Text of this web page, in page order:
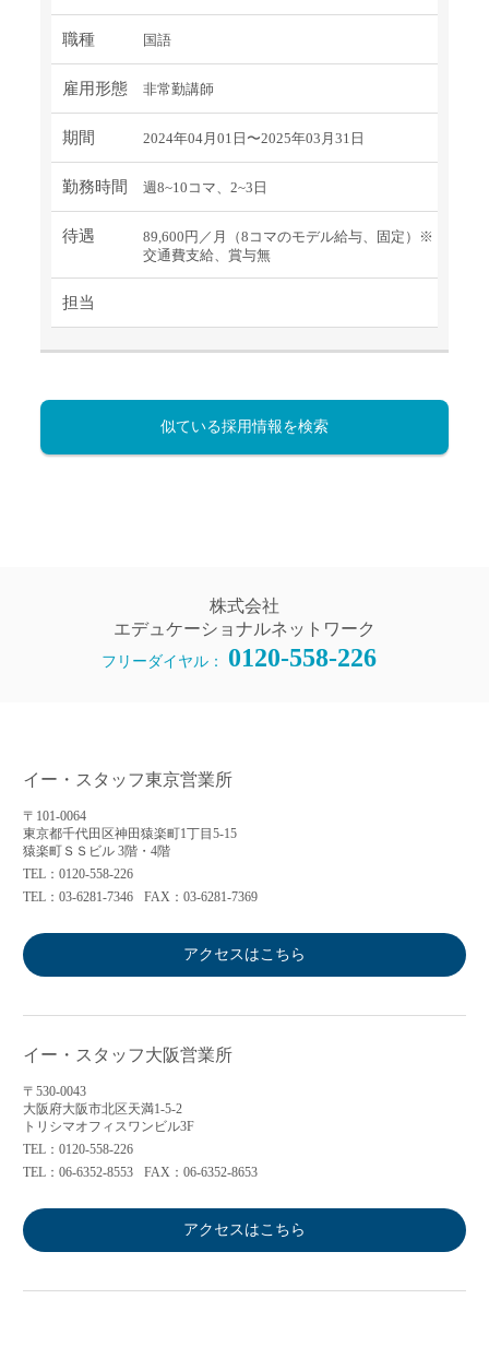
職種 国語
雇用形態 非常勤講師
期間 2024年04月01日〜2025年03月31日
勤務時間 週8~10コマ、2~3日
待遇
89,600円／月（8コマのモデル給与、固定）※
交通費支給、賞与無
担当
似ている採用情報を検索
株式会社
エデュケーショナルネットワーク
フリーダイヤル： 0120-558-226
イー・スタッフ東京営業所
〒101-0064
東京都千代田区神田猿楽町1丁目5-15
猿楽町ＳＳビル 3階・4階
TEL：0120-558-226
TEL：03-6281-7346
FAX：03-6281-7369
アクセスはこちら
イー・スタッフ大阪営業所
〒530-0043
大阪府大阪市北区天満1-5-2
トリシマオフィスワンビル3F
TEL：0120-558-226
TEL：06-6352-8553
FAX：06-6352-8653
アクセスはこちら